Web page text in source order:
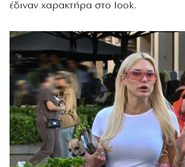
έδιναν χαρακτήρα στο look.